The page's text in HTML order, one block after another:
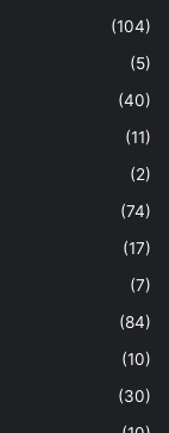
(104)
(5)
(40)
(11)
(2)
(74)
(17)
(7)
(84)
(10)
(30)